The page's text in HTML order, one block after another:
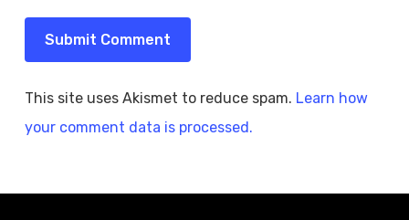
This site uses Akismet to reduce spam. Learn how
your comment data is processed.